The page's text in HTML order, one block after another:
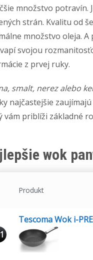
množstvo
strán. Kvalitu od
množstvo oleja. A
svojou
z prvej ruky.
smalt, nerez alebo
najčastejšie
vám priblíži základné
wok
Produkt
Tescoma Wok i-